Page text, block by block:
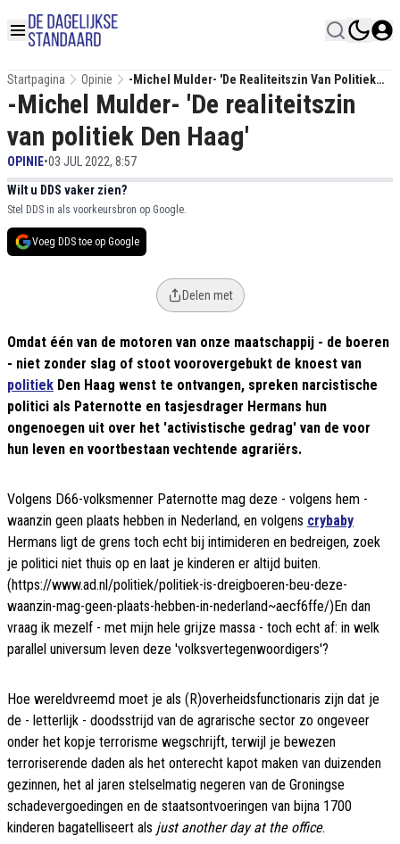
Startpagina Opinie
-Michel Mulder- 'De Realiteitszin Van Politiek
Den Haag'
-Michel Mulder- 'De realiteitszin
van politiek Den Haag'
OPINIE•03 JUL 2022, 8:57
Wilt u DDS vaker zien?
Stel DDS in als voorkeursbron op Google.
Voeg DDS toe op Google
Delen met
Omdat één van de motoren van onze maatschappij - de boeren
- niet zonder slag of stoot voorovergebukt de knoest van
politiek Den Haag wenst te ontvangen, spreken narcistische
politici als Paternotte en tasjesdrager Hermans hun
ongenoegen uit over het 'activistische gedrag' van de voor
hun leven en voortbestaan vechtende agrariërs.
Volgens D66-volksmenner Paternotte mag deze - volgens hem -
waanzin geen plaats hebben in Nederland, en volgens crybaby
Hermans ligt de grens toch echt bij intimideren en bedreigen, zoek
je politici niet thuis op en laat je kinderen er altijd buiten.
(https://www.ad.nl/politiek/politiek-is-dreigboeren-beu-deze-
waanzin-mag-geen-plaats-hebben-in-nederland~aecf6ffe/)En dan
vraag ik mezelf - met mijn hele grijze massa - toch echt af: in welk
parallel universum leven deze 'volksvertegenwoordigers'?
Hoe wereldvreemd moet je als (R)overheidsfunctionaris zijn dat je
de - letterlijk - doodsstrijd van de agrarische sector zo ongeveer
onder het kopje terrorisme wegschrijft, terwijl je bewezen
terroriserende daden als het onterecht kapot maken van duizenden
gezinnen, het al jaren stelselmatig negeren van de Groningse
schadevergoedingen en de staatsontvoeringen van bijna 1700
kinderen bagatelliseert als just another day at the office.